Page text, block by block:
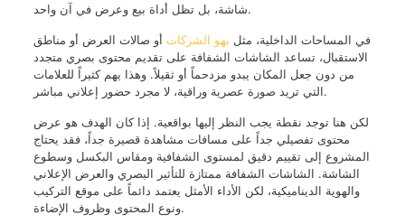
شاشة، بل تظل أداة بيع وعرض في آن واحد.
في المساحات الداخلية، مثل بهو الشركات أو صالات العرض أو مناطق
الاستقبال، تساعد الشاشات الشفافة على تقديم محتوى بصري متجدد
من دون جعل المكان يبدو مزدحماً أو ثقيلاً. وهذا يهم كثيراً للعلامات
التي تريد صورة عصرية وراقية، لا مجرد حضور إعلاني مباشر.
لكن هنا توجد نقطة يجب النظر إليها بواقعية. إذا كان الهدف هو عرض
محتوى تفصيلي جداً على مسافات مشاهدة قصيرة جداً، فقد يحتاج
المشروع إلى تقييم دقيق لمستوى الشفافية ومقاس البكسل وسطوع
الشاشة. الشاشات الشفافة ممتازة للتأثير البصري والعرض الإعلاني
والهوية الديناميكية، لكن الأداء الأمثل يعتمد دائماً على موقع التركيب
ونوع المحتوى وظروف الإضاءة.